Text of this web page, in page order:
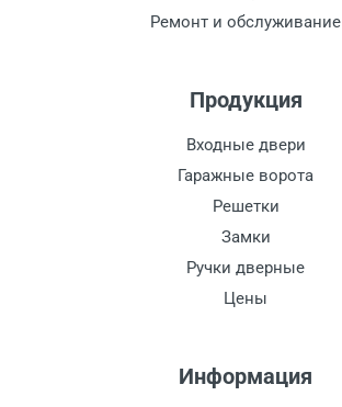
Ремонт и обслуживание
Продукция
Входные двери
Гаражные ворота
Решетки
Замки
Ручки дверные
Цены
Информация